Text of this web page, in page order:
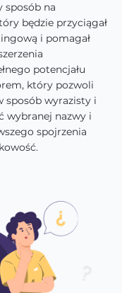
sposób na
będzie przyciągał
i pomagał
potencjału
który pozwoli
sposób wyrazisty i
wybranej nazwy i
spojrzenia